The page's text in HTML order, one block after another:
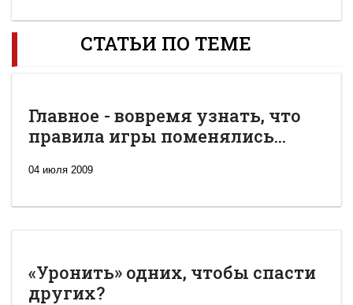
СТАТЬИ ПО ТЕМЕ
Главное - вовремя узнать, что
правила игры поменялись...
04 июля 2009
«Уронить» одних, чтобы спасти
других?